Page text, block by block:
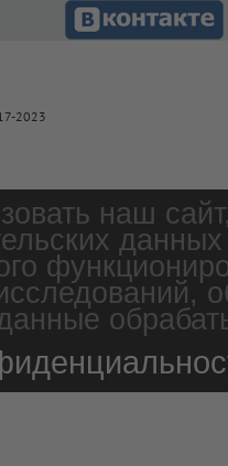
2023
наш